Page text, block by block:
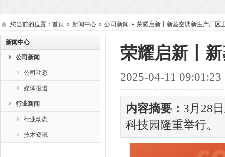
您当前的位置： 首页 » 新闻中心 » 公司新闻 » 荣耀启新丨新菱空调新生产厂区
新闻中心
公司新闻
公司动态
媒体报道
行业新闻
行业动态
技术资讯
荣耀启新丨
2025-04-11 09:01:23
内容摘要： 3月28
科技园隆重举行。